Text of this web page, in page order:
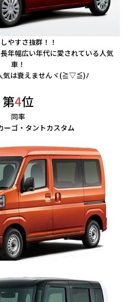
やすさ抜群！！
年幅広い年代に愛されている人気
車！
気は衰えませんヾ(≧▽≦)ﾉ
第4位
同率
ーゴ・タントカスタム